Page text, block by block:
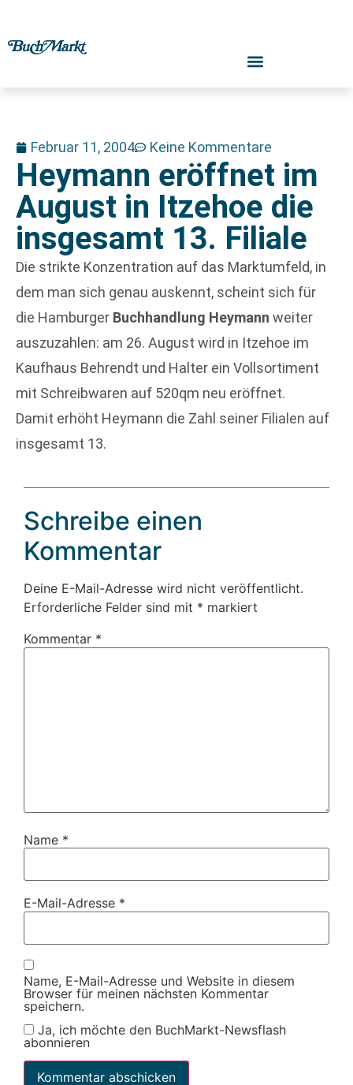
Februar 11, 2004 Keine Kommentare
Heymann eröffnet im
August in Itzehoe die
insgesamt 13. Filiale
Die strikte Konzentration auf das Marktumfeld, in
dem man sich genau auskennt, scheint sich für
die Hamburger Buchhandlung Heymann weiter
auszuzahlen: am 26. August wird in Itzehoe im
Kaufhaus Behrendt und Halter ein Vollsortiment
mit Schreibwaren auf 520qm neu eröffnet.
Damit erhöht Heymann die Zahl seiner Filialen auf
insgesamt 13.
Schreibe einen
Kommentar
Deine E-Mail-Adresse wird nicht veröffentlicht.
Erforderliche Felder sind mit * markiert
Kommentar *
Name *
E-Mail-Adresse *
Name, E-Mail-Adresse und Website in diesem
Browser für meinen nächsten Kommentar
speichern.
Ja, ich möchte den BuchMarkt-Newsflash
abonnieren